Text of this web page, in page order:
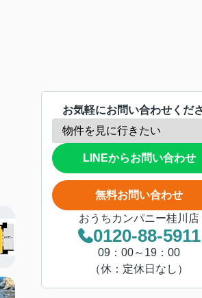
お気軽にお問い合わせくだ
LINEからお問い合わせ
無料お問い合わせ
おうちカンパニー桂川店
0120-88-5911
09：00～19：00
（休：定休日なし）